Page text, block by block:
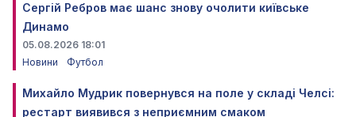
Сергій Ребров має шанс знову очолити київське
Динамо
05.08.2026 18:01
Новини
Футбол
Михайло Мудрик повернувся на поле у складі Челсі:
рестарт виявився з неприємним смаком